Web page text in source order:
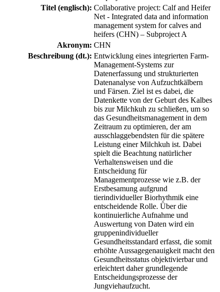
Titel (englisch): Collaborative project: Calf and Heifer
Net - Integrated data and information
management system for calves and
heifers (CHN) – Subproject A
Akronym: CHN
Beschreibung (dt.): Entwicklung eines integrierten Farm-
Management-Systems zur
Datenerfassung und strukturierten
Datenanalyse von Aufzuchtkälbern
und Färsen. Ziel ist es dabei, die
Datenkette von der Geburt des Kalbes
bis zur Milchkuh zu schließen, um so
das Gesundheitsmanagement in dem
Zeitraum zu optimieren, der am
ausschlaggebendsten für die spätere
Leistung einer Milchkuh ist. Dabei
spielt die Beachtung natürlicher
Verhaltensweisen und die
Entscheidung für
Managementprozesse wie z.B. der
Erstbesamung aufgrund
tierindividueller Biorhythmik eine
entscheidende Rolle. Über die
kontinuierliche Aufnahme und
Auswertung von Daten wird ein
gruppenindividueller
Gesundheitsstandard erfasst, die somit
erhöhte Aussagegenauigkeit macht den
Gesundheitsstatus objektivierbar und
erleichtert daher grundlegende
Entscheidungsprozesse der
Jungviehaufzucht.